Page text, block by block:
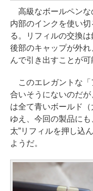
高級なボールペンな
内部のインクを使い
る。リフィルの交換
後部のキャップが外
んで引き出すことが可
このエレガントな「
合いそうにないのだ
は全て青いボールド
ゆえ、今回の製品に
太”リフィルを押し込
ようだ。